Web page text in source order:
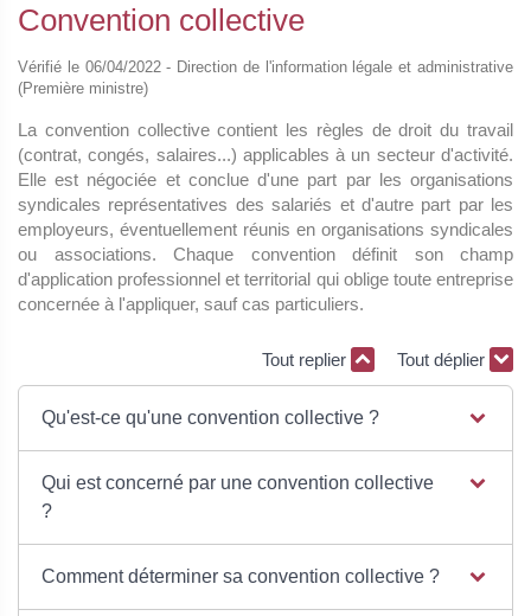
Convention collective
Vérifié le 06/04/2022 - Direction de l'information légale et administrative
(Première ministre)
La convention collective contient les règles de droit du travail
(contrat, congés, salaires...) applicables à un secteur d'activité.
Elle est négociée et conclue d'une part par les organisations
syndicales représentatives des salariés et d'autre part par les
employeurs, éventuellement réunis en organisations syndicales
ou associations. Chaque convention définit son champ
d'application professionnel et territorial qui oblige toute entreprise
concernée à l'appliquer, sauf cas particuliers.
Tout replier Tout déplier
Qu'est-ce qu'une convention collective ?
Qui est concerné par une convention collective
?
Comment déterminer sa convention collective ?